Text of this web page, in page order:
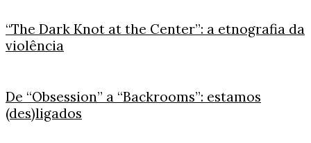
“The Dark Knot at the Center”: a etnografia da
violência
De “Obsession” a “Backrooms”: estamos
(des)ligados